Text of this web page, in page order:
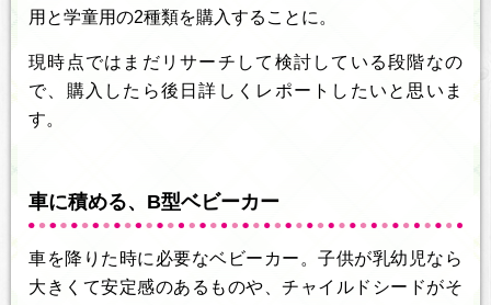
用と学童用の2種類を購入することに。
現時点ではまだリサーチして検討している段階なの
で、購入したら後日詳しくレポートしたいと思いま
す。
車に積める、B型ベビーカー
車を降りた時に必要なベビーカー。子供が乳幼児なら
大きくて安定感のあるものや、チャイルドシードがそ